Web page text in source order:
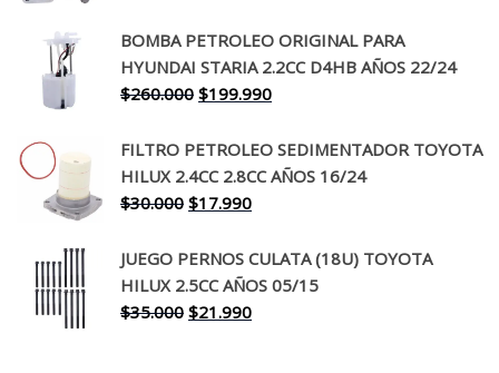
original
era:
$650.000.
actual
es:
$519.990.
BOMBA PETROLEO ORIGINAL PARA
HYUNDAI STARIA 2.2CC D4HB AÑOS 22/24
$260.000 El
original
era:
$260.000.
$199.990El
actual
es:
FILTRO PETROLEO SEDIMENTADOR TOYOTA
HILUX 2.4CC 2.8CC AÑOS 16/24
$30.000 El
original
era:
$30.000.
$17.990El
actual
es:
$17.990.
JUEGO PERNOS CULATA (18U) TOYOTA
HILUX 2.5CC AÑOS 05/15
$35.000 El
$21.990El